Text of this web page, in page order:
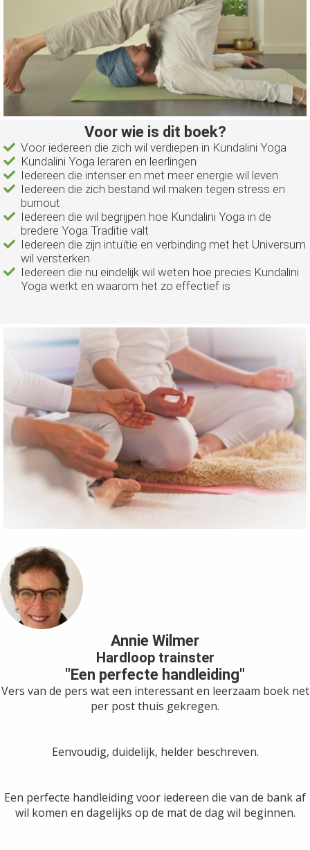
Voor wie is dit boek?
Voor iedereen die zich wil verdiepen in Kundalini Yoga
Kundalini Yoga leraren en leerlingen
Iedereen die intenser en met meer energie wil leven
Iedereen die zich bestand wil maken tegen stress en
burnout
Iedereen die wil begrijpen hoe Kundalini Yoga in de
bredere Yoga Traditie valt
Iedereen die zijn intuïtie en verbinding met het Universum
wil versterken
Iedereen die nu eindelijk wil weten hoe precies Kundalini
Yoga werkt en waarom het zo effectief is
Annie Wilmer
Hardloop trainster
"Een perfecte handleiding"
Vers van de pers wat een interessant en leerzaam boek net
per post thuis gekregen.
Eenvoudig, duidelijk, helder beschreven.
Een perfecte handleiding voor iedereen die van de bank af
wil komen en dagelijks op de mat de dag wil beginnen.